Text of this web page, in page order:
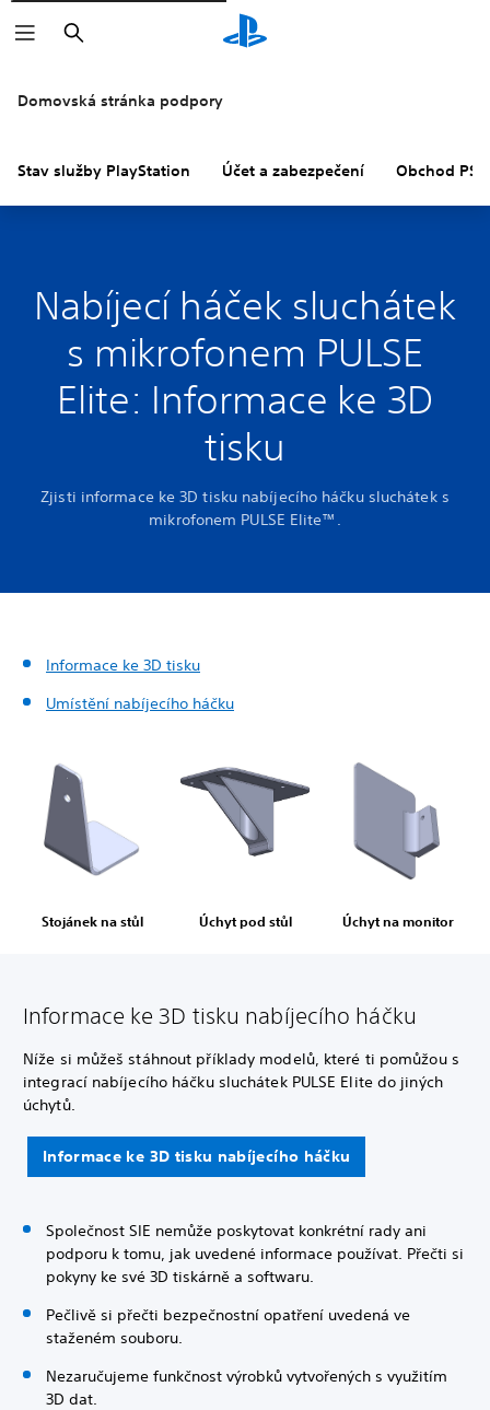
Vyhledat
Domovská stránka podpory
Stav služby PlayStation Účet a zabezpečení Obchod PS
Nabíjecí háček sluchátek
s mikrofonem PULSE
Elite: Informace ke 3D
tisku
Zjisti informace ke 3D tisku nabíjecího háčku sluchátek s
mikrofonem PULSE Elite™.
Informace ke 3D tisku
Umístění nabíjecího háčku
Stojánek na stůl Úchyt pod stůl Úchyt na monitor
Informace ke 3D tisku nabíjecího háčku
Níže si můžeš stáhnout příklady modelů, které ti pomůžou s
integrací nabíjecího háčku sluchátek PULSE Elite do jiných
úchytů.
Informace ke 3D tisku nabíjecího háčku
Společnost SIE nemůže poskytovat konkrétní rady ani
podporu k tomu, jak uvedené informace používat. Přečti si
pokyny ke své 3D tiskárně a softwaru.
Pečlivě si přečti bezpečnostní opatření uvedená ve
staženém souboru.
Nezaručujeme funkčnost výrobků vytvořených s využitím
3D dat.